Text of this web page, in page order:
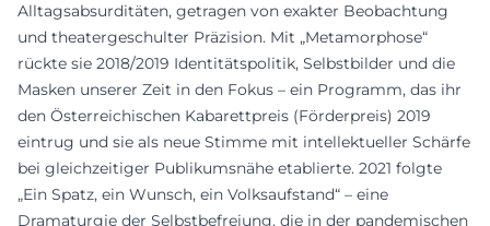
Alltagsabsurditäten, getragen von exakter Beobachtung
und theatergeschulter Präzision. Mit „Metamorphose“
rückte sie 2018/2019 Identitätspolitik, Selbstbilder und die
Masken unserer Zeit in den Fokus – ein Programm, das ihr
den Österreichischen Kabarettpreis (Förderpreis) 2019
eintrug und sie als neue Stimme mit intellektueller Schärfe
bei gleichzeitiger Publikumsnähe etablierte. 2021 folgte
„Ein Spatz, ein Wunsch, ein Volksaufstand“ – eine
Dramaturgie der Selbstbefreiung, die in der pandemischen